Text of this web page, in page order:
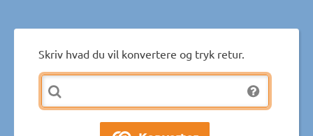
Skriv hvad du vil konvertere og tryk retur.